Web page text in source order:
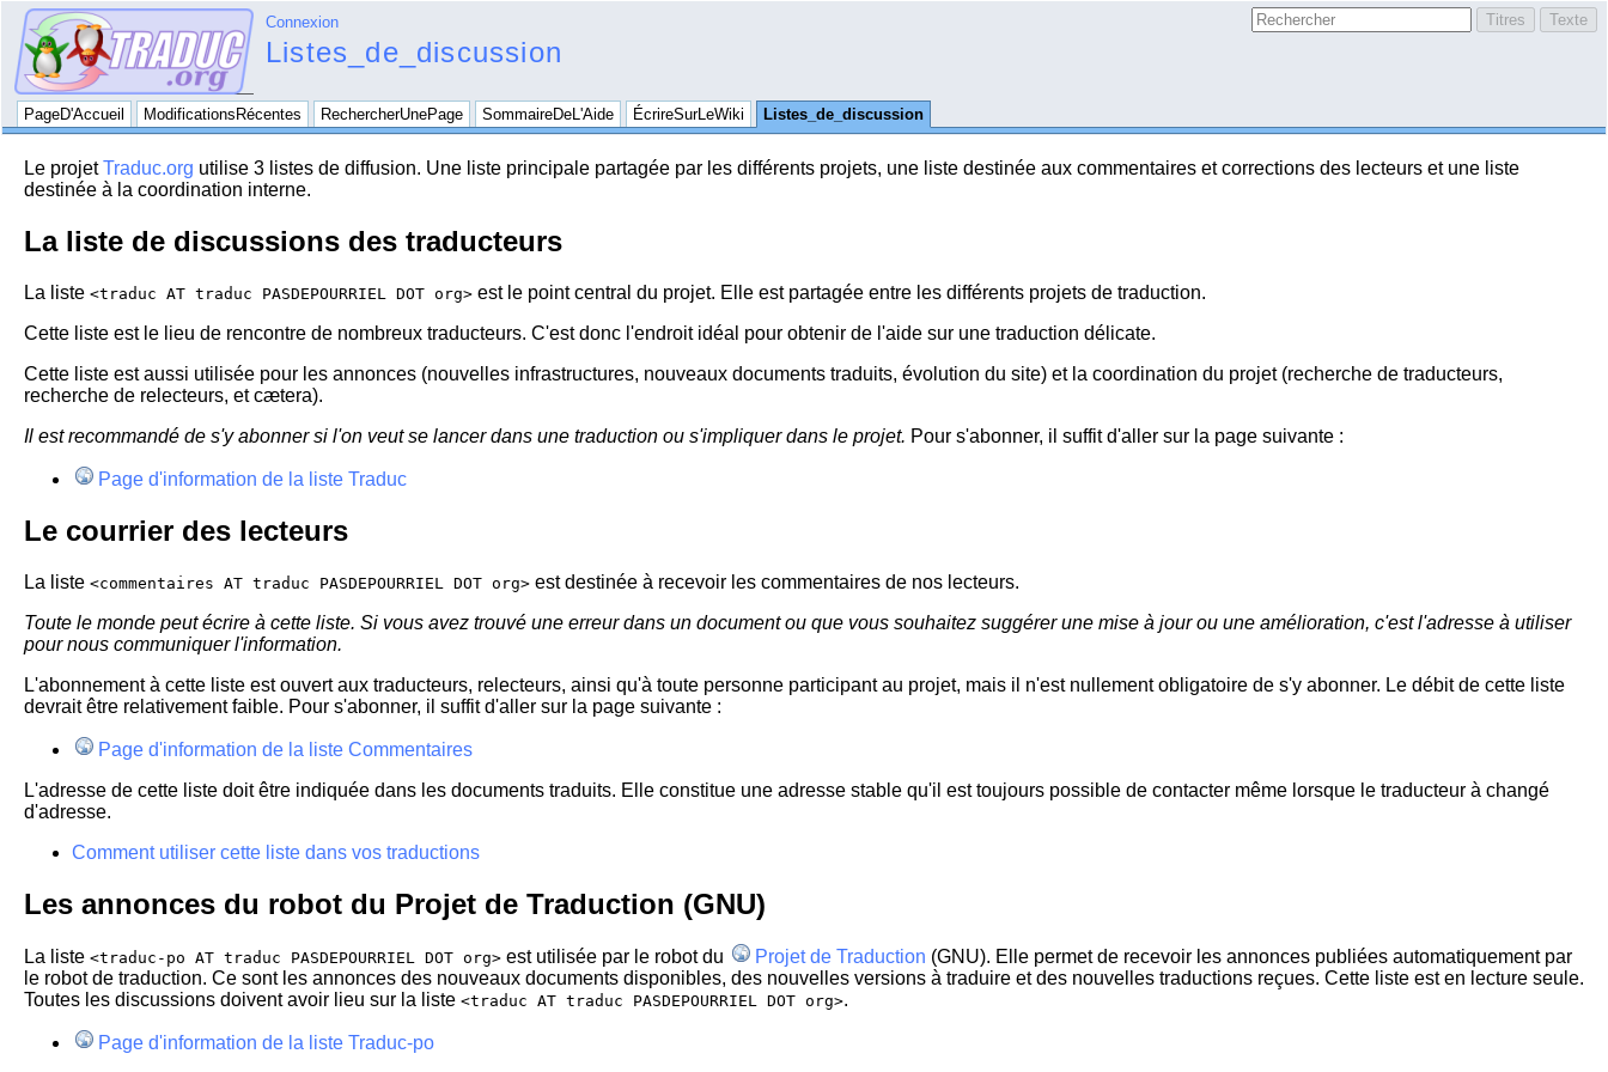
Connexion
Listes_de_discussion
PageD'Accueil ModificationsRécentes RechercherUnePage SommaireDeL'Aide ÉcrireSurLeWiki Listes_de_discussion
Le projetTraduc.org utilise 3 listes de diffusion. Une liste principale partagée par les différents projets, une liste destinée aux commentaires et corrections des lecteurs et une liste
destinée à la coordination interne.
La liste de discussions des traducteurs
La liste <traduc AT traduc PASDEPOURRIEL DOT org> est le point central du projet. Elle est partagée entre les différents projets de traduction.
Cette liste est le lieu de rencontre de nombreux traducteurs. C'est donc l'endroit idéal pour obtenir de l'aide sur une traduction délicate.
Cette liste est aussi utilisée pour les annonces (nouvelles infrastructures, nouveaux documents traduits, évolution du site) et la coordination du projet (recherche de traducteurs,
recherche de relecteurs, et cætera).
Il est recommandé de s'y abonner si l'on veut se lancer dans une traduction ou s'impliquer dans le projet. Pour s'abonner, il suffit d'aller sur la page suivante :
Page d'information de la liste Traduc
Le courrier des lecteurs
La liste <commentaires AT traduc PASDEPOURRIEL DOT org> est destinée à recevoir les commentaires de nos lecteurs.
Toute le monde peut écrire à cette liste. Si vous avez trouvé une erreur dans un document ou que vous souhaitez suggérer une mise à jour ou une amélioration, c'est l'adresse à utiliser
pour nous communiquer l'information.
L'abonnement à cette liste est ouvert aux traducteurs, relecteurs, ainsi qu'à toute personne participant au projet, mais il n'est nullement obligatoire de s'y abonner. Le débit de cette liste
devrait être relativement faible. Pour s'abonner, il suffit d'aller sur la page suivante :
Page d'information de la liste Commentaires
L'adresse de cette liste doit être indiquée dans les documents traduits. Elle constitue une adresse stable qu'il est toujours possible de contacter même lorsque le traducteur à changé
d'adresse.
Comment utiliser cette liste dans vos traductions
Les annonces du robot du Projet de Traduction (GNU)
La liste <traduc-po AT traduc PASDEPOURRIEL DOT org> est utilisée par le robot du Projet de Traduction (GNU). Elle permet de recevoir les annonces publiées automatiquement par
le robot de traduction. Ce sont les annonces des nouveaux documents disponibles, des nouvelles versions à traduire et des nouvelles traductions reçues. Cette liste est en lecture seule.
Toutes les discussions doivent avoir lieu sur la liste <traduc AT traduc PASDEPOURRIEL DOT org>.
Page d'information de la liste Traduc-po